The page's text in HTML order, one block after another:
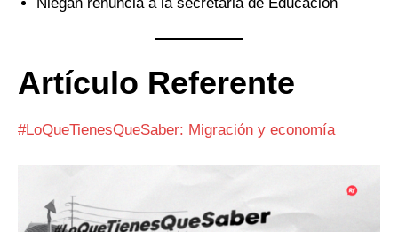
Niegan renuncia a la secretaria de Educación
Artículo Referente
#LoQueTienesQueSaber: Migración y economía